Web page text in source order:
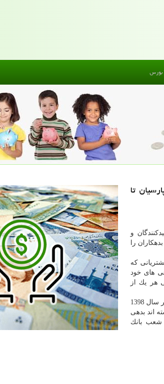
بورس
تا
و
را
كه
های خود
هر یك از
بر طبق این طرح كه از تاریخ 9 دی ماه شروع شده و تا آخر سال 1398
اند بدهی
شعب بانك